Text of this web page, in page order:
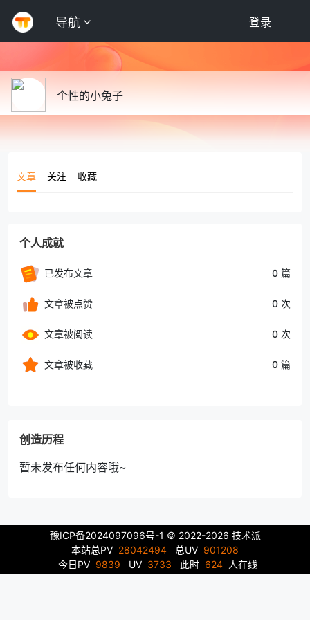
导航 登录
个性的小兔子
文章 关注 收藏
个人成就
已发布文章 0 篇
文章被点赞 0 次
文章被阅读 0 次
文章被收藏 0 篇
创造历程
暂未发布任何内容哦~
豫ICP备2024097096号-1 © 2022-2026 技术派
本站总PV 28042494 总UV 901208
今日PV 9839 UV 3733 此时 624 人在线